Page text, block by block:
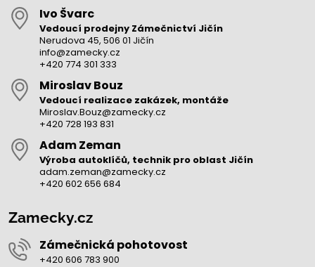
Ivo Švarc
Vedoucí prodejny Zámečnictví Jičín
Nerudova 45, 506 01 Jičín
info@zamecky.cz
+420 774 301 333
Miroslav Bouz
Vedoucí realizace zakázek, montáže
Miroslav.Bouz@zamecky.cz
+420 728 193 831
Adam Zeman
Výroba autoklíčů, technik pro oblast Jičín
adam.zeman@zamecky.cz
+420 602 656 684
Zamecky.cz
Zámečnická pohotovost
+420 606 783 900